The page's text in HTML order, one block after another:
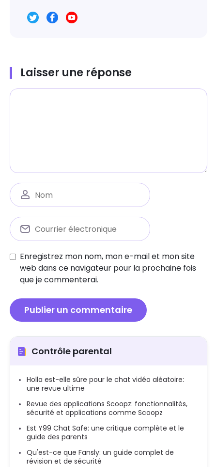
Laisser une réponse
Enregistrez mon nom, mon e-mail et mon site
web dans ce navigateur pour la prochaine fois
que je commenterai.
Contrôle parental
Holla est-elle sûre pour le chat vidéo aléatoire:
une revue ultime
Revue des applications Scoopz: fonctionnalités,
sécurité et applications comme Scoopz
Est Y99 Chat Safe: une critique complète et le
guide des parents
Qu'est-ce que Fansly: un guide complet de
révision et de sécurité